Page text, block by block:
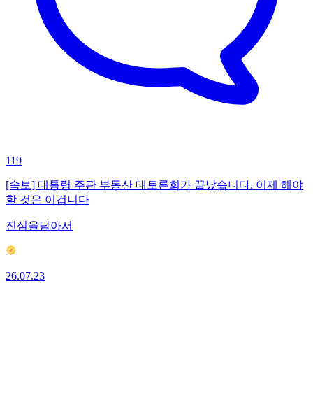
119
[속보] 대통령 주관 부동산 대토론회가 끝났습니다. 이제 해야
할 것은 이겁니다
진심을담아서
26.07.23